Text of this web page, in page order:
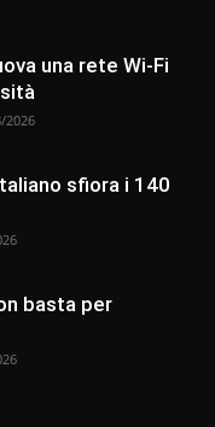
una rete Wi-Fi
2026
sfiora i 140
basta per